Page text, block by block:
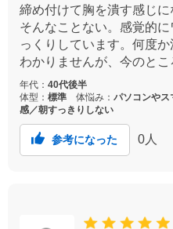
締め付けて胸を潰す感じ
そんなことない。感覚的
っくりしています。何度
わかりませんが、今のとこ
年代： 40代後半
体型： 標準 体悩み： パソコンやス
感／朝すっきりしない
参考になった 0 人